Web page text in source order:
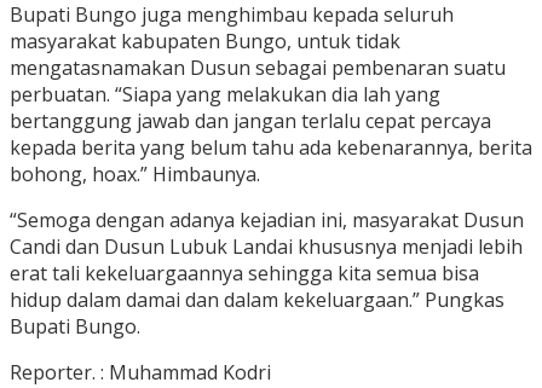
Bupati Bungo juga menghimbau kepada seluruh
masyarakat kabupaten Bungo, untuk tidak
mengatasnamakan Dusun sebagai pembenaran suatu
perbuatan. “Siapa yang melakukan dia lah yang
bertanggung jawab dan jangan terlalu cepat percaya
kepada berita yang belum tahu ada kebenarannya, berita
bohong, hoax.” Himbaunya.
“Semoga dengan adanya kejadian ini, masyarakat Dusun
Candi dan Dusun Lubuk Landai khususnya menjadi lebih
erat tali kekeluargaannya sehingga kita semua bisa
hidup dalam damai dan dalam kekeluargaan.” Pungkas
Bupati Bungo.
Reporter. : Muhammad Kodri